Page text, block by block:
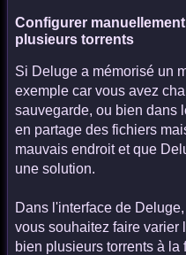
Configurer
plusieurs torrents
Si Deluge a mémorisé un
exemple car vous avez
sauvegarde, ou bien dans
en partage des fichiers
mauvais endroit et que
une solution.
Dans l'interface de
vous souhaitez faire varier
bien plusieurs torrents à